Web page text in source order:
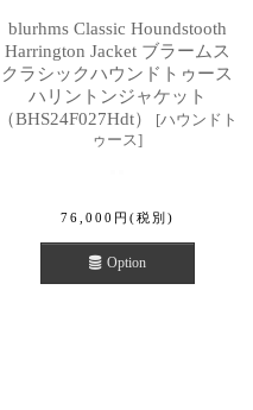
blurhms Classic Houndstooth
Harrington Jacket ブラームス
クラシックハウンドトゥース
ハリントンジャケット
（BHS24F027Hdt）
[ハウンドト
ゥース]
76,000 円 (税別)
Option